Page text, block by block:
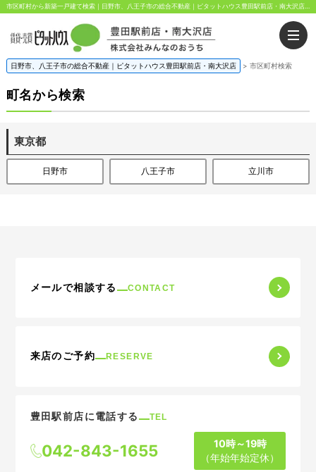
市区町村から新築一戸建て検索｜日野市、八王子市の総合不動産｜ピタットハウス豊田駅前店・南大沢店｜株式会社みんなのおうち
日野市、八王子市の総合不動産｜ピタットハウス豊田駅前店・南大沢店 > 市区町村検索
町名から検索
東京都
日野市 八王子市 立川市
メールで相談する CONTACT
来店のご予約 RESERVE
豊田駅前店に電話する TEL
042-843-1655
10時～19時
（年始年始定休）